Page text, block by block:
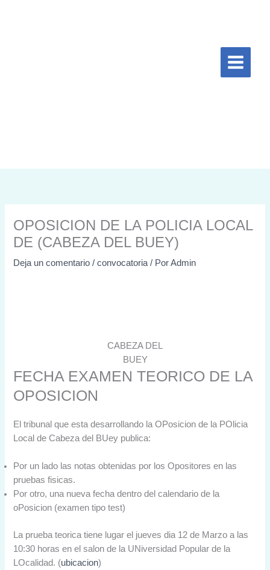
OPOSICION DE LA POLICIA LOCAL
DE (CABEZA DEL BUEY)
Deja un comentario /convocatoria/ PorAdmin
CABEZA DEL
BUEY
FECHA EXAMEN TEORICO DE LA
OPOSICION
El tribunal que esta desarrollando la OPosicion de la POlicia
Local de Cabeza del BUey publica:
Por un lado las notas obtenidas por los Opositores en las
pruebas fisicas.
Por otro, una nueva fecha dentro del calendario de la
oPosicion (examen tipo test)
La prueba teorica tiene lugar el jueves dia 12 de Marzo a las
10:30 horas en el salon de la UNiversidad Popular de la
LOcalidad. (ubicacion)